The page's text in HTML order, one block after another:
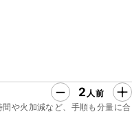
2 人前
や火加減など、手順も分量に合